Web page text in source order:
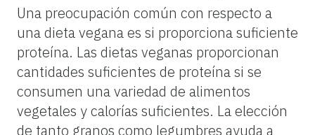
Una preocupación común con respecto a
una dieta vegana es si proporciona suficiente
proteína. Las dietas veganas proporcionan
cantidades suficientes de proteína si se
consumen una variedad de alimentos
vegetales y calorías suficientes. La elección
de tanto granos como legumbres ayuda a